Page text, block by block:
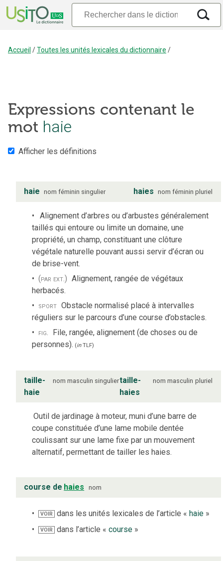
Accueil /Toutes les unités lexicales du dictionnaire /
Expressions contenant le
mot haie
Afficher les définitions
haie nom féminin singulier haies nom féminin pluriel
Alignement d’arbres ou d’arbustes généralement
taillés qui entoure ou limite un domaine, une
propriété, un champ, constituant une clôture
végétale naturelle pouvant aussi servir d’écran ou
de brise-vent.
(par ext.) Alignement, rangée de végétaux
herbacés.
sport Obstacle normalisé placé à intervalles
réguliers sur le parcours d’une course d’obstacles.
fig. File, rangée, alignement (de choses ou de
personnes). (inTLF)
taille-
haie
nom masculin singuliertaille-
haies
nom masculin pluriel
Outil de jardinage à moteur, muni d’une barre de
coupe constituée d’une lame mobile dentée
coulissant sur une lame fixe par un mouvement
alternatif, permettant de tailler les haies.
course de haies nom
VOIR dans les unités lexicales de l’article «haie »
VOIR dans l’article «course »